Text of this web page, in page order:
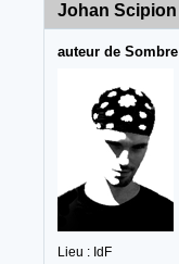
Johan Scipion
auteur de Sombre
Lieu : IdF